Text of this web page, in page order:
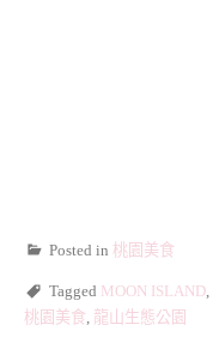
Posted in 桃園美食
Tagged MOON ISLAND,
桃園美食, 龍山生態公園